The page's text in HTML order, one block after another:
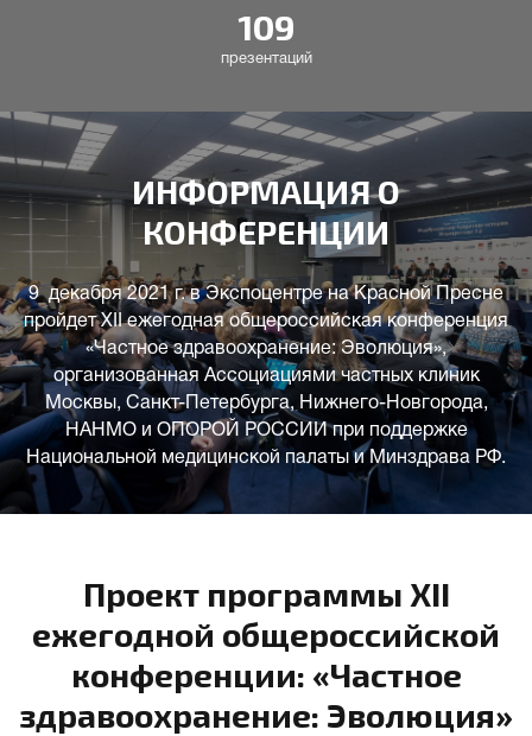
109
презентаций
ИНФОРМАЦИЯ О
КОНФЕРЕНЦИИ
9 декабря 2021 г. в Экспоцентре на Красной Пресне
пройдет XII ежегодная общероссийская конференция
«Частное здравоохранение: Эволюция»,
организованная Ассоциациями частных клиник
Москвы, Санкт-Петербурга, Нижнего-Новгорода,
НАНМО и ОПОРОЙ РОССИИ при поддержке
Национальной медицинской палаты и Минздрава РФ.
Проект программы XII
ежегодной общероссийской
конференции: «Частное
здравоохранение: Эволюция»